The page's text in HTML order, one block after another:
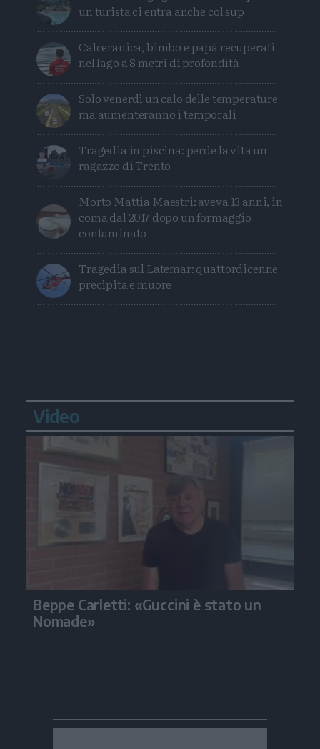
un turista ci entra anche col sup
Calceranica, bimbo e papà recuperati
nel lago a 8 metri di profondità
Solo venerdì un calo delle temperature
ma aumenteranno i temporali
Tragedia in piscina: perde la vita un
ragazzo di Trento
Morto Mattia Maestri: aveva 13 anni, in
coma dal 2017 dopo un formaggio
contaminato
Tragedia sul Latemar: quattordicenne
precipita e muore
Video
Beppe Carletti: «Guccini è stato un
Nomade»